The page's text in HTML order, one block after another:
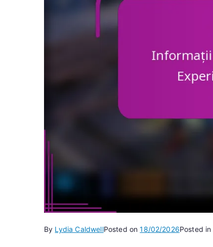
By Lydia CaldwellPosted on18/02/2026Posted in